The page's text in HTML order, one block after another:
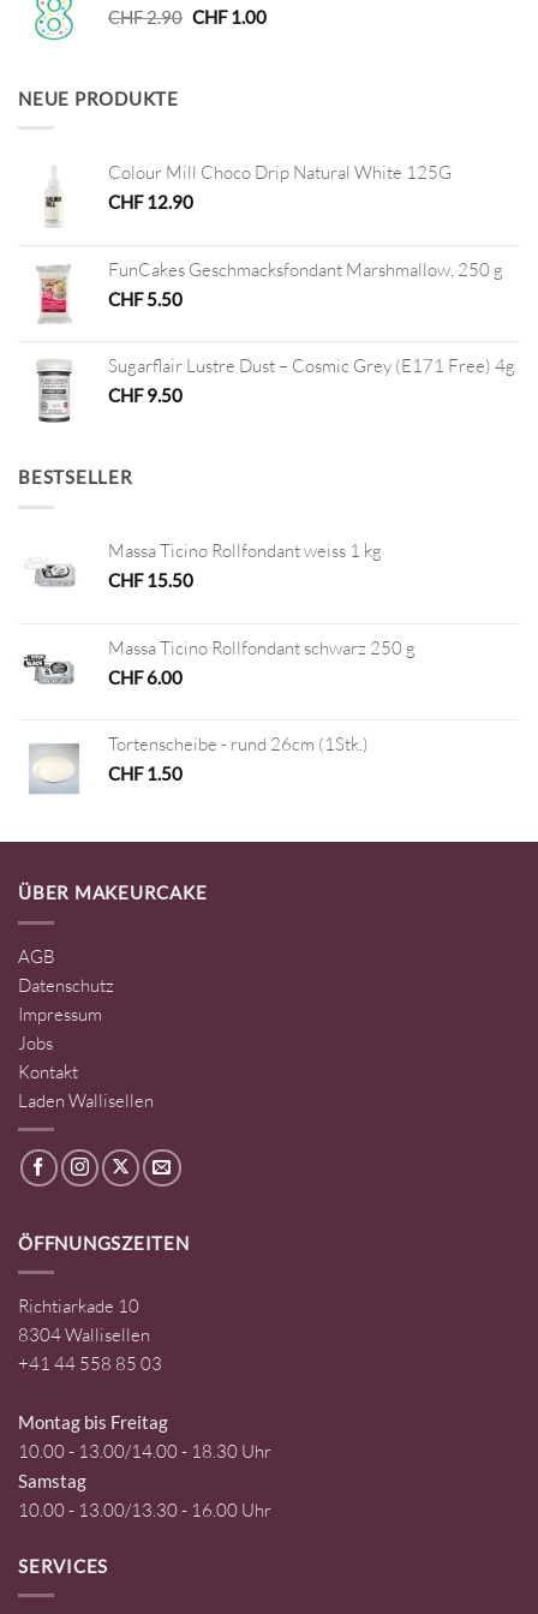
CHF2.90 Ursprünglicher
CHF1.00Aktueller
NEUE PRODUKTE
Colour Mill Choco Drip Natural White 125G
CHF12.90
FunCakes Geschmacksfondant Marshmallow, 250 g
CHF5.50
Sugarflair Lustre Dust – Cosmic Grey (E171 Free) 4g
CHF9.50
BESTSELLER
Massa Ticino Rollfondant weiss 1 kg
CHF15.50
Massa Ticino Rollfondant schwarz 250 g
CHF6.00
Tortenscheibe - rund 26cm (1Stk.)
CHF1.50
ÜBER MAKEURCAKE
AGB
Datenschutz
Impressum
Jobs
Kontakt
Laden Wallisellen
ÖFFNUNGSZEITEN
Richtiarkade 10
8304 Wallisellen
+41 44 558 85 03
Montag bis Freitag
10.00 - 13.00/14.00 - 18.30 Uhr
Samstag
10.00 - 13.00/13.30 - 16.00 Uhr
SERVICES